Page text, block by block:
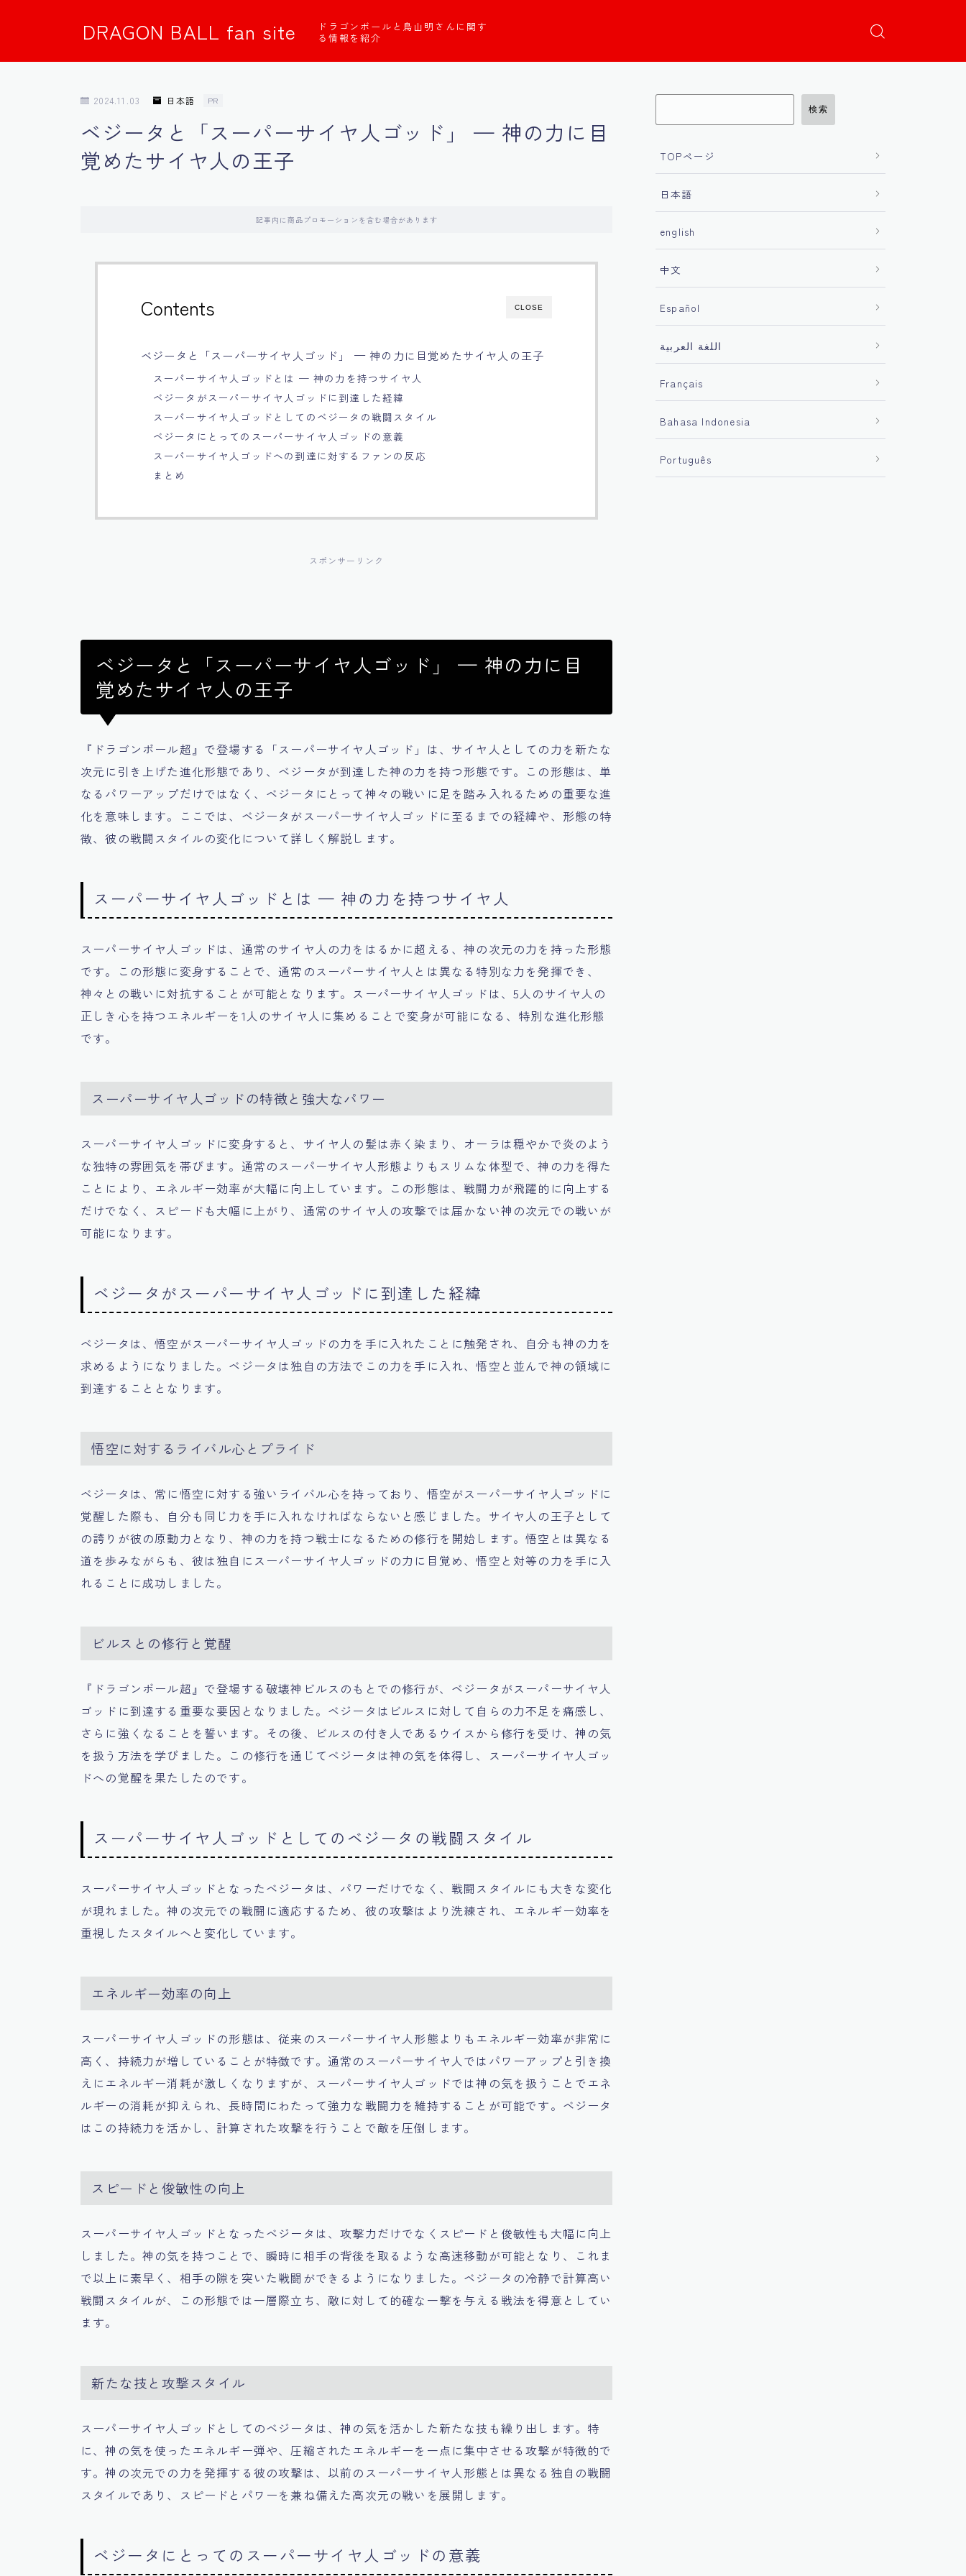
DRAGON BALL fan site
ドラゴンボールと鳥山明さんに関す
る情報を紹介
2024.11.03 日本語 PR
ベジータと「スーパーサイヤ人ゴッド」 — 神の力に目
覚めたサイヤ人の王子
記事内に商品プロモーションを含む場合があります
CLOSE
Contents
ベジータと「スーパーサイヤ人ゴッド」 — 神の力に目覚めたサイヤ人の王子
スーパーサイヤ人ゴッドとは — 神の力を持つサイヤ人
ベジータがスーパーサイヤ人ゴッドに到達した経緯
スーパーサイヤ人ゴッドとしてのベジータの戦闘スタイル
ベジータにとってのスーパーサイヤ人ゴッドの意義
スーパーサイヤ人ゴッドへの到達に対するファンの反応
まとめ
スポンサーリンク
ベジータと「スーパーサイヤ人ゴッド」 — 神の力に目
覚めたサイヤ人の王子
『ドラゴンボール超』で登場する「スーパーサイヤ人ゴッド」は、サイヤ人としての力を新たな
次元に引き上げた進化形態であり、ベジータが到達した神の力を持つ形態です。この形態は、単
なるパワーアップだけではなく、ベジータにとって神々の戦いに足を踏み入れるための重要な進
化を意味します。ここでは、ベジータがスーパーサイヤ人ゴッドに至るまでの経緯や、形態の特
徴、彼の戦闘スタイルの変化について詳しく解説します。
スーパーサイヤ人ゴッドとは — 神の力を持つサイヤ人
スーパーサイヤ人ゴッドは、通常のサイヤ人の力をはるかに超える、神の次元の力を持った形態
です。この形態に変身することで、通常のスーパーサイヤ人とは異なる特別な力を発揮でき、
神々との戦いに対抗することが可能となります。スーパーサイヤ人ゴッドは、5人のサイヤ人の
正しき心を持つエネルギーを1人のサイヤ人に集めることで変身が可能になる、特別な進化形態
です。
スーパーサイヤ人ゴッドの特徴と強大なパワー
スーパーサイヤ人ゴッドに変身すると、サイヤ人の髪は赤く染まり、オーラは穏やかで炎のよう
な独特の雰囲気を帯びます。通常のスーパーサイヤ人形態よりもスリムな体型で、神の力を得た
ことにより、エネルギー効率が大幅に向上しています。この形態は、戦闘力が飛躍的に向上する
だけでなく、スピードも大幅に上がり、通常のサイヤ人の攻撃では届かない神の次元での戦いが
可能になります。
ベジータがスーパーサイヤ人ゴッドに到達した経緯
ベジータは、悟空がスーパーサイヤ人ゴッドの力を手に入れたことに触発され、自分も神の力を
求めるようになりました。ベジータは独自の方法でこの力を手に入れ、悟空と並んで神の領域に
到達することとなります。
悟空に対するライバル心とプライド
ベジータは、常に悟空に対する強いライバル心を持っており、悟空がスーパーサイヤ人ゴッドに
覚醒した際も、自分も同じ力を手に入れなければならないと感じました。サイヤ人の王子として
の誇りが彼の原動力となり、神の力を持つ戦士になるための修行を開始します。悟空とは異なる
道を歩みながらも、彼は独自にスーパーサイヤ人ゴッドの力に目覚め、悟空と対等の力を手に入
れることに成功しました。
ビルスとの修行と覚醒
『ドラゴンボール超』で登場する破壊神ビルスのもとでの修行が、ベジータがスーパーサイヤ人
ゴッドに到達する重要な要因となりました。ベジータはビルスに対して自らの力不足を痛感し、
さらに強くなることを誓います。その後、ビルスの付き人であるウイスから修行を受け、神の気
を扱う方法を学びました。この修行を通じてベジータは神の気を体得し、スーパーサイヤ人ゴッ
ドへの覚醒を果たしたのです。
スーパーサイヤ人ゴッドとしてのベジータの戦闘スタイル
スーパーサイヤ人ゴッドとなったベジータは、パワーだけでなく、戦闘スタイルにも大きな変化
が現れました。神の次元での戦闘に適応するため、彼の攻撃はより洗練され、エネルギー効率を
重視したスタイルへと変化しています。
エネルギー効率の向上
スーパーサイヤ人ゴッドの形態は、従来のスーパーサイヤ人形態よりもエネルギー効率が非常に
高く、持続力が増していることが特徴です。通常のスーパーサイヤ人ではパワーアップと引き換
えにエネルギー消耗が激しくなりますが、スーパーサイヤ人ゴッドでは神の気を扱うことでエネ
ルギーの消耗が抑えられ、長時間にわたって強力な戦闘力を維持することが可能です。ベジータ
はこの持続力を活かし、計算された攻撃を行うことで敵を圧倒します。
スピードと俊敏性の向上
スーパーサイヤ人ゴッドとなったベジータは、攻撃力だけでなくスピードと俊敏性も大幅に向上
しました。神の気を持つことで、瞬時に相手の背後を取るような高速移動が可能となり、これま
で以上に素早く、相手の隙を突いた戦闘ができるようになりました。ベジータの冷静で計算高い
戦闘スタイルが、この形態では一層際立ち、敵に対して的確な一撃を与える戦法を得意としてい
ます。
新たな技と攻撃スタイル
スーパーサイヤ人ゴッドとしてのベジータは、神の気を活かした新たな技も繰り出します。特
に、神の気を使ったエネルギー弾や、圧縮されたエネルギーを一点に集中させる攻撃が特徴的で
す。神の次元での力を発揮する彼の攻撃は、以前のスーパーサイヤ人形態とは異なる独自の戦闘
スタイルであり、スピードとパワーを兼ね備えた高次元の戦いを展開します。
ベジータにとってのスーパーサイヤ人ゴッドの意義
検索
TOPページ
日本語
english
中文
Español
اللغة العربية
Français
Bahasa Indonesia
Português